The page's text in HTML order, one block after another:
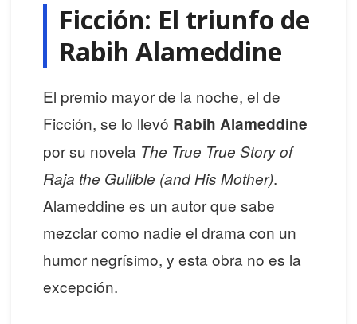
Ficción: El triunfo de
Rabih Alameddine
El premio mayor de la noche, el de
Ficción, se lo llevó Rabih Alameddine
por su novela The True True Story of
Raja the Gullible (and His Mother).
Alameddine es un autor que sabe
mezclar como nadie el drama con un
humor negrísimo, y esta obra no es la
excepción.